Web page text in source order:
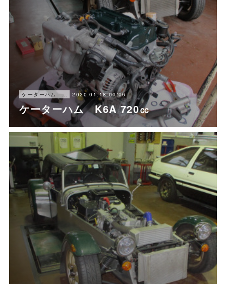
ケーターハム セブン160 2020.01.18 00:06
ケーターハム K6A 720㏄